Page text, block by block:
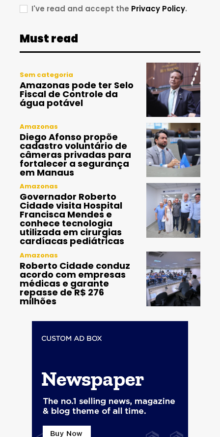
I've read and accept the Privacy Policy.
Must read
Sem categoria
Amazonas pode ter Selo
Fiscal de Controle da
água potável
Amazonas
Diego Afonso propõe
cadastro voluntário de
câmeras privadas para
fortalecer a segurança
em Manaus
Amazonas
Governador Roberto
Cidade visita Hospital
Francisca Mendes e
conhece tecnologia
utilizada em cirurgias
cardíacas pediátricas
Amazonas
Roberto Cidade conduz
acordo com empresas
médicas e garante
repasse de R$ 276
milhões